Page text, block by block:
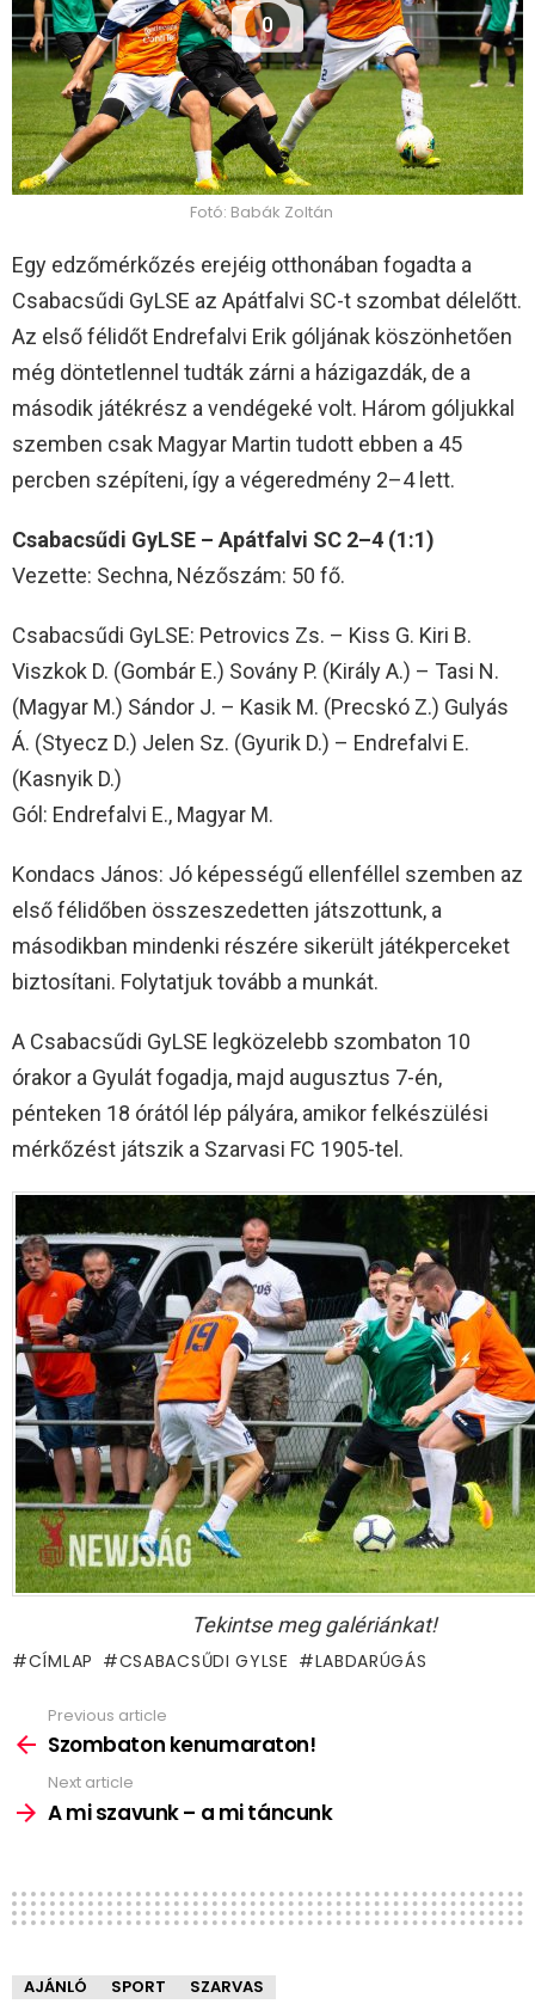
0
Fotó: Babák Zoltán
Egy edzőmérkőzés erejéig otthonában fogadta a
Csabacsűdi GyLSE az Apátfalvi SC-t szombat délelőtt.
Az első félidőt Endrefalvi Erik góljának köszönhetően
még döntetlennel tudták zárni a házigazdák, de a
második játékrész a vendégeké volt. Három góljukkal
szemben csak Magyar Martin tudott ebben a 45
percben szépíteni, így a végeredmény 2–4 lett.
Csabacsűdi GyLSE – Apátfalvi SC 2–4 (1:1)
Vezette: Sechna, Nézőszám: 50 fő.
Csabacsűdi GyLSE: Petrovics Zs. – Kiss G. Kiri B.
Viszkok D. (Gombár E.) Sovány P. (Király A.) – Tasi N.
(Magyar M.) Sándor J. – Kasik M. (Precskó Z.) Gulyás
Á. (Styecz D.) Jelen Sz. (Gyurik D.) – Endrefalvi E.
(Kasnyik D.)
Gól: Endrefalvi E., Magyar M.
Kondacs János: Jó képességű ellenféllel szemben az
első félidőben összeszedetten játszottunk, a
másodikban mindenki részére sikerült játékperceket
biztosítani. Folytatjuk tovább a munkát.
A Csabacsűdi GyLSE legközelebb szombaton 10
órakor a Gyulát fogadja, majd augusztus 7-én,
pénteken 18 órától lép pályára, amikor felkészülési
mérkőzést játszik a Szarvasi FC 1905-tel.
Tekintse meg galériánkat!
CÍMLAP CSABACSŰDI GYLSE LABDARÚGÁS
more
Previous article
Szombaton kenumaraton!
Next article
A mi szavunk – a mi táncunk
AJÁNLÓ SPORT SZARVAS